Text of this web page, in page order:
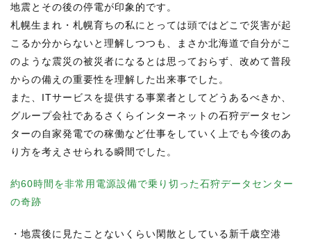
地震とその後の停電が印象的です。
札幌生まれ・札幌育ちの私にとっては頭ではどこで災害が起
こるか分からないと理解しつつも、まさか北海道で自分がこ
のような震災の被災者になるとは思っておらず、改めて普段
からの備えの重要性を理解した出来事でした。
また、ITサービスを提供する事業者としてどうあるべきか、
グループ会社であるさくらインターネットの石狩データセン
ターの自家発電での稼働など仕事をしていく上でも今後のあ
り方を考えさせられる瞬間でした。
約60時間を非常用電源設備で乗り切った石狩データセンター
の奇跡
・地震後に見たことないくらい閑散としている新千歳空港